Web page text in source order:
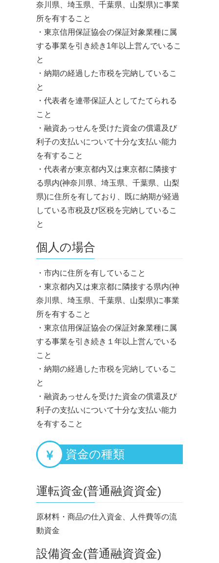
奈川県、埼玉県、千葉県、山梨県)に事業
所を有すること
・東京信用保証協会の保証対象業種に属
する事業を引き続き1年以上営んでいるこ
と
・納期の経過した市税を完納しているこ
と
・代表者を連帯保証人としてたてられる
こと
・融資あっせんを受けた資金の償還及び
利子の支払いについて十分な支払い能力
を有すること
・代表者が東京都内又は東京都に隣接す
る県内(神奈川県、埼玉県、千葉県、山梨
県)に住所を有しており、既に納期が経過
している市税及び区税を完納しているこ
と
個人の場合
・市内に住所を有していること
・東京都内又は東京都に隣接する県内(神
奈川県、埼玉県、千葉県、山梨県)に事業
所を有すること
・東京信用保証協会の保証対象業種に属
する事業を引き続き１年以上営んでいる
こと
・納期の経過した市税を完納しているこ
と
・融資あっせんを受けた資金の償還及び
利子の支払いについて十分な支払い能力
を有すること
資金の種類
運転資金(普通融資資金)
原材料・商品の仕入資金、人件費等の流
動資金
設備資金(普通融資資金)